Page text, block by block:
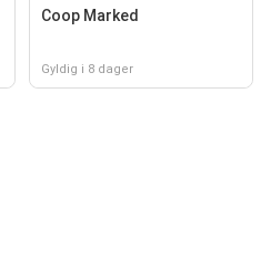
Coop Marked
Gyldig i 8 dager